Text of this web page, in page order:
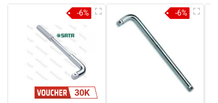
2
1
-
Chia sẻ nhận xét về sản phẩm
Viết nhận xét của bạn
30K
-6% -6%